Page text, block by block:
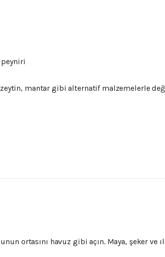
peyniri
zeytin, mantargibialternatif malzemelerle
unun ortasını havuz gibiaçın. Maya, şekerve